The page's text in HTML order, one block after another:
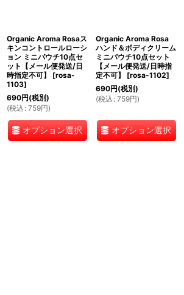
Organic Aroma Rosaス
キンコントロールローシ
ョン ミニパウチ10点セ
ット【メール便発送/日
時指定不可】
[rosa-
1103]
690円(税別)
(税込 : 759円)
オプション選択
Organic Aroma Rosa
ハンド＆ボディクリーム
ミニパウチ10点セット
【メール便発送/日時指
定不可】
[rosa-1102]
690円(税別)
(税込 : 759円)
オプション選択